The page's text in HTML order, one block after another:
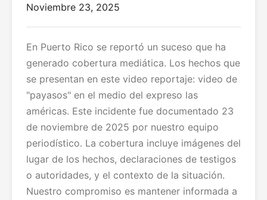
Noviembre 23, 2025
En Puerto Rico se reportó un suceso que ha
generado cobertura mediática. Los hechos que
se presentan en este video reportaje: video de
"payasos" en el medio del expreso las
américas. Este incidente fue documentado 23
de noviembre de 2025 por nuestro equipo
periodístico. La cobertura incluye imágenes del
lugar de los hechos, declaraciones de testigos
o autoridades, y el contexto de la situación.
Nuestro compromiso es mantener informada a